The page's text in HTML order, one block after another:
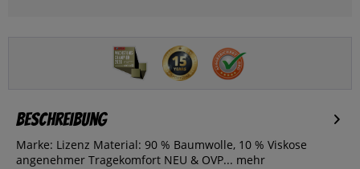
Beschreibung
Marke: Lizenz Material: 90 % Baumwolle, 10 % Viskose
angenehmer Tragekomfort NEU & OVP... mehr